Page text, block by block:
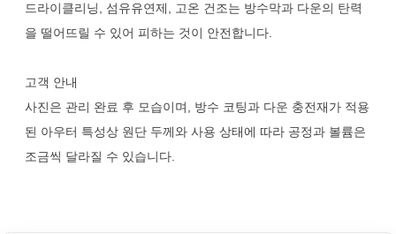
드라이클리닝, 섬유유연제, 고온 건조는 방수막과 다운의 탄력
을 떨어뜨릴 수 있어 피하는 것이 안전합니다.
고객 안내
사진은 관리 완료 후 모습이며, 방수 코팅과 다운 충전재가 적용
된 아우터 특성상 원단 두께와 사용 상태에 따라 공정과 볼륨은
조금씩 달라질 수 있습니다.